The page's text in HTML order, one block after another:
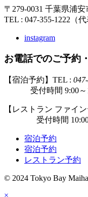
〒279-0031 千葉県浦
TEL : 047-355-1222（代
instagram
お電話でのご予約
【宿泊予約】TEL :
受付時間 9:00～
【レストラン ファイ
受付時間 10:00
宿泊予約
宿泊予約
レストラン予約
© 2024 Tokyo Bay
×